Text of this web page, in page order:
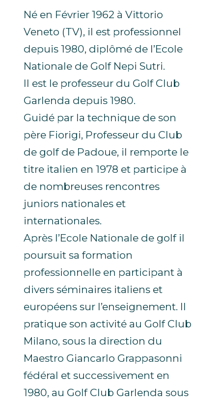
Né en Février 1962 à Vittorio
Veneto (TV), il est professionnel
depuis 1980, diplômé de l’Ecole
Nationale de Golf Nepi Sutri.
Il est le professeur du Golf Club
Garlenda depuis 1980.
Guidé par la technique de son
père Fiorigi, Professeur du Club
de golf de Padoue, il remporte le
titre italien en 1978 et participe à
de nombreuses rencontres
juniors nationales et
internationales.
Après l’Ecole Nationale de golf il
poursuit sa formation
professionnelle en participant à
divers séminaires italiens et
européens sur l’enseignement. Il
pratique son activité au Golf Club
Milano, sous la direction du
Maestro Giancarlo Grappasonni
fédéral et successivement en
1980, au Golf Club Garlenda sous